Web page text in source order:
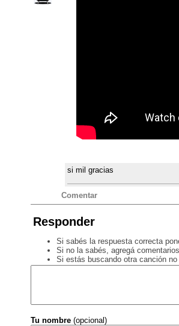
si mil gracias
Comentar
Responder
Si sabés la respuesta correcta
Si no la sabés, agregá
Si estás buscando otra canción no
Tu nombre (opcional)